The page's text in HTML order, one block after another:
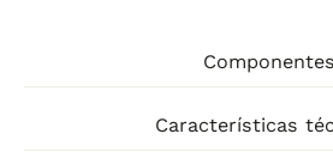
Componentes
Características